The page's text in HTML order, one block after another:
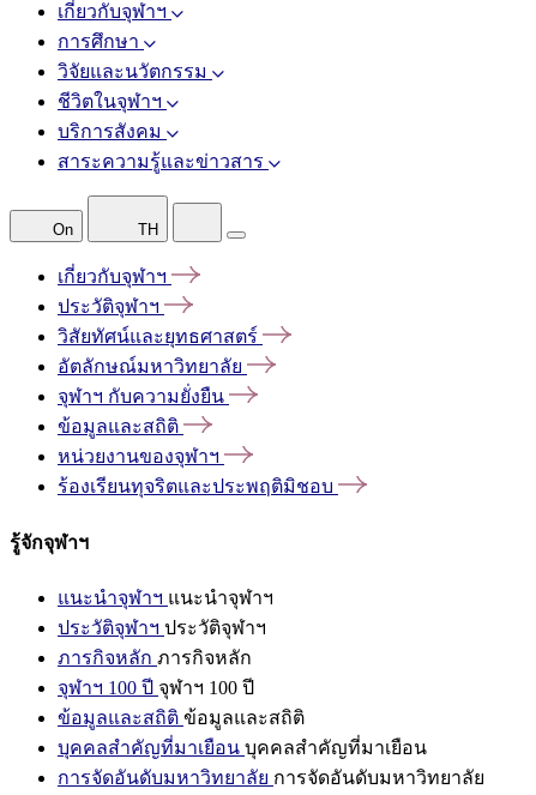
เกี่ยวกับจุฬาฯ
การศึกษา
วิจัยและนวัตกรรม
ชีวิตในจุฬาฯ
บริการสังคม
สาระความรู้และข่าวสาร
On TH
เกี่ยวกับจุฬาฯ
ประวัติจุฬาฯ
วิสัยทัศน์และยุทธศาสตร์
อัตลักษณ์มหาวิทยาลัย
จุฬาฯ กับความยั่งยืน
ข้อมูลและสถิติ
หน่วยงานของจุฬาฯ
ร้องเรียนทุจริตและประพฤติมิชอบ
รู้จักจุฬาฯ
แนะนำจุฬาฯ แนะนำจุฬาฯ
ประวัติจุฬาฯ ประวัติจุฬาฯ
ภารกิจหลัก ภารกิจหลัก
จุฬาฯ 100 ปี จุฬาฯ 100 ปี
ข้อมูลและสถิติ ข้อมูลและสถิติ
บุคคลสำคัญที่มาเยือน บุคคลสำคัญที่มาเยือน
การจัดอันดับมหาวิทยาลัย การจัดอันดับมหาวิทยาลัย